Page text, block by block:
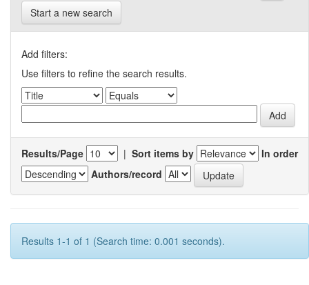
Start a new search
Add filters:
Use filters to refine the search results.
Results/Page | Sort items by
In order
Authors/record
Results 1-1 of 1 (Search time: 0.001 seconds).